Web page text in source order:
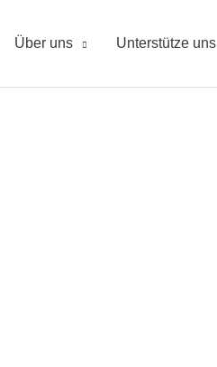
Über uns Unterstütze uns